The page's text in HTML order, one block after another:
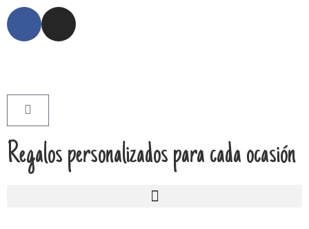
Regalos personalizados para cada ocasión